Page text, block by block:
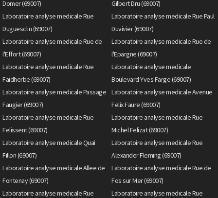
Domer (69007)
Gilbert Dru (69007)
Laboratoire analyse medicale Rue
Duguesclin (69007)
Laboratoire analyse medicale Rue Paul
Duvivier (69007)
Laboratoire analyse medicale Rue de
l'Effort (69007)
Laboratoire analyse medicale Rue de
l'Epargne (69007)
Laboratoire analyse medicale Rue
Faidherbe (69007)
Laboratoire analyse medicale
Boulevard Yves Farge (69007)
Laboratoire analyse medicale Passage
Faugier (69007)
Laboratoire analyse medicale Avenue
Felix Faure (69007)
Laboratoire analyse medicale Rue
Felissent (69007)
Laboratoire analyse medicale Rue
Michel Felizat (69007)
Laboratoire analyse medicale Quai
Fillon (69007)
Laboratoire analyse medicale Rue
Alexander Fleming (69007)
Laboratoire analyse medicale Allee de
Fontenay (69007)
Laboratoire analyse medicale Rue de
Fos sur Mer (69007)
Laboratoire analyse medicale Rue
Laboratoire analyse medicale Rue